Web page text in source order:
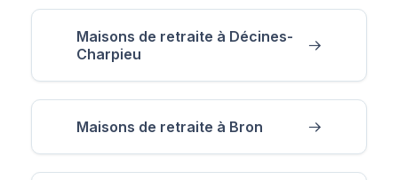
Maisons de retraite à Décines-
Charpieu
Maisons de retraite à Bron